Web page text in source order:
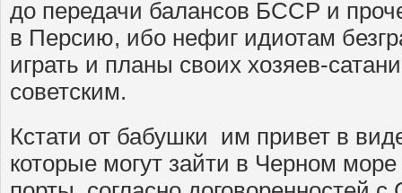
до передачи балансов БССР и
в Персию, ибо нефиг идиотам
играть и планы своих хозяев-
советским.
Кстати от бабушки им привет в
которые могут зайти в Черном